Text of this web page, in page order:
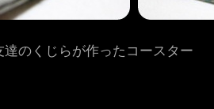
達のくじらが作ったコースター